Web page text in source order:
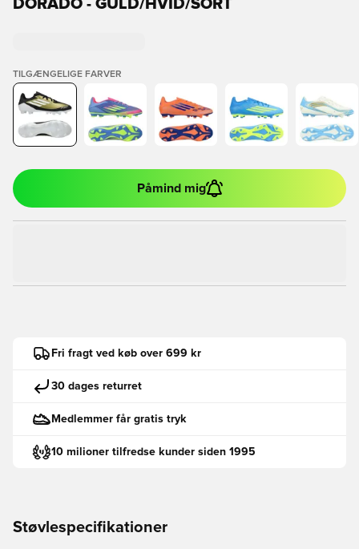
DORADO - GULD/HVID/SORT
TILGÆNGELIGE FARVER
Påmind mig
Fri fragt ved køb over 699 kr
30 dages returret
Medlemmer får gratis tryk
10 milioner tilfredse kunder siden 1995
Støvlespecifikationer